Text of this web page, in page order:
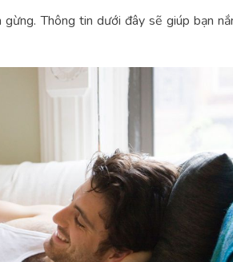
Thông tin dưới đây sẽ giúp bạn